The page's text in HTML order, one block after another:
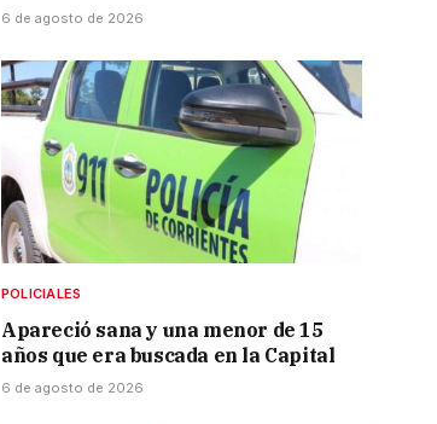
6 de agosto de 2026
POLICIALES
Apareció sana y una menor de 15
años que era buscada en la Capital
6 de agosto de 2026